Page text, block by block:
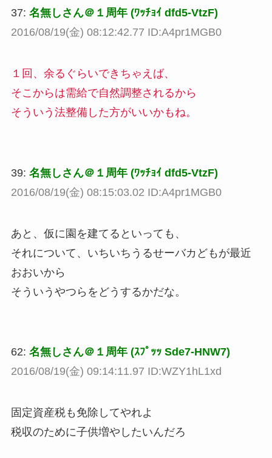
37: 名無しさん＠１周年 (ﾜｯﾁｮｲ dfd5-VtzF)
2016/08/19(金) 08:12:42.77 ID:A4pr1MGB0
１回、余るぐらいできちゃえば、
そこからは需給で自然調整されるから
そういう法整備した方がいいかもね。
39: 名無しさん＠１周年 (ﾜｯﾁｮｲ dfd5-VtzF)
2016/08/19(金) 08:15:03.02 ID:A4pr1MGB0
あと、仮に園を建てるといっても、
それについて、いちいちうるせーバカどもが最近
おおいから
そういうやつらをどうするかだな。
62: 名無しさん＠１周年 (ｽﾌﾟｯｯ Sde7-HNW7)
2016/08/19(金) 09:14:11.97 ID:WZY1hL1xd
固定資産税も免除してやれよ
税収のために子供増やしたいんだろ